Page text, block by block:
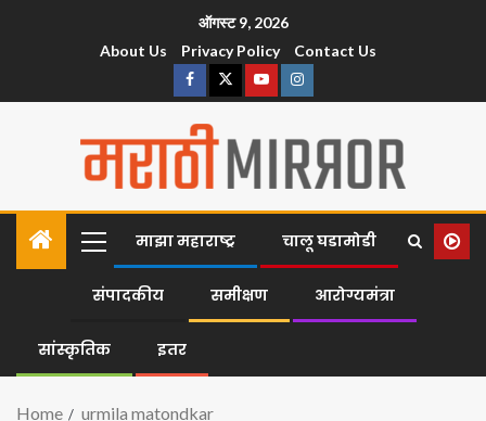
ऑगस्ट 9, 2026
About Us
Privacy Policy Contact Us
माझा महाराष्ट्र चालू घडामोडी
संपादकीय समीक्षण आरोग्यमंत्रा
सांस्कृतिक इतर
Home urmila matondkar